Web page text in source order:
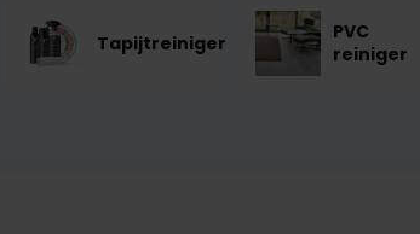
Tapijtreiniger
PVC
reiniger